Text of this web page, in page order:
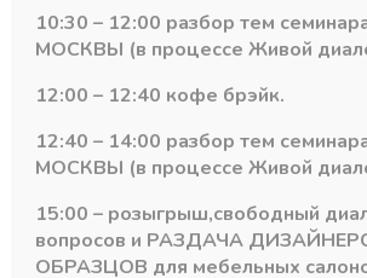
Технический каталог Скачать
10:30 – 12:00 разбор тем
МОСКВЫ (в процессе Живой
12:00 – 12:40 кофе брэйк.
12:40 – 14:00 разбор тем
МОСКВЫ (в процессе Живой
15:00 – розыгрыш,свободный
вопросов и РАЗДАЧА
ОБРАЗЦОВ для мебельных